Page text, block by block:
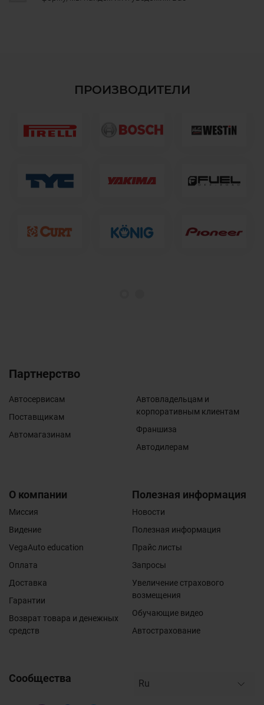
ПРОИЗВОДИТЕЛИ
Партнерство
Автосервисам
Поставщикам
Автомагазинам
Автовладельцам и
корпоративным клиентам
Франшиза
Автодилерам
О компании
Миссия
Видение
VegaAuto education
Оплата
Доставка
Гарантии
Возврат товара и денежных
средств
Полезная информация
Новости
Полезная информация
Прайс листы
Запросы
Увеличение страхового
возмещения
Обучающие видео
Автострахование
Сообщества